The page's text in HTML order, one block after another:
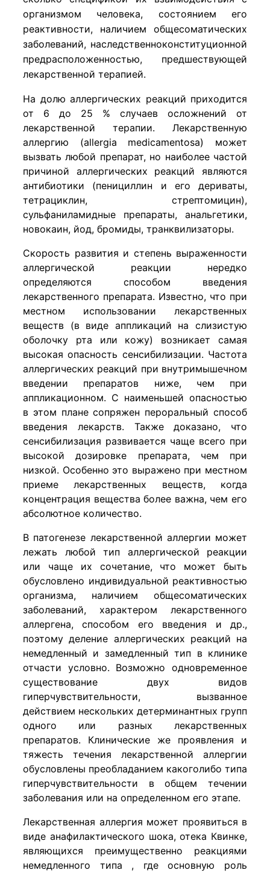
организмом человека, состоянием его
реактивности, наличием общесоматических
заболеваний, наследственноконституционной
предрасположенностью, предшествующей
лекарственной терапией.
На долю аллергических реакций приходится
от 6 до 25 % случаев осложнений от
лекарственной терапии. Лекарственную
аллергию (allergia medicamentosa) может
вызвать любой препарат, но наиболее частой
причиной аллергических реакций являются
антибиотики (пенициллин и его дериваты,
тетрациклин, стрептомицин),
сульфаниламидные препараты, анальгетики,
новокаин, йод, бромиды, транквилизаторы.
Скорость развития и степень выраженности
аллергической реакции нередко
определяются способом введения
лекарственного препарата. Известно, что при
местном использовании лекарственных
веществ (в виде аппликаций на слизистую
оболочку рта или кожу) возникает самая
высокая опасность сенсибилизации. Частота
аллергических реакций при внутримышечном
введении препаратов ниже, чем при
аппликационном. С наименьшей опасностью
в этом плане сопряжен пероральный способ
введения лекарств. Также доказано, что
сенсибилизация развивается чаще всего при
высокой дозировке препарата, чем при
низкой. Особенно это выражено при местном
приеме лекарственных веществ, когда
концентрация вещества более важна, чем его
абсолютное количество.
В патогенезе лекарственной аллергии может
лежать любой тип аллергической реакции
или чаще их сочетание, что может быть
обусловлено индивидуальной реактивностью
организма, наличием общесоматических
заболеваний, характером лекарственного
аллергена, способом его введения и др.,
поэтому деление аллергических реакций на
немедленный и замедленный тип в клинике
отчасти условно. Возможно одновременное
существование двух видов
гиперчувствительности, вызванное
действием нескольких детерминантных групп
одного или разных лекарственных
препаратов. Клинические же проявления и
тяжесть течения лекарственной аллергии
обусловлены преобладанием какоголибо типа
гиперчувствительности в общем течении
заболевания или на определенном его этапе.
Лекарственная аллергия может проявиться в
виде анафилактического шока, отека Квинке,
являющихся преимущественно реакциями
немедленного типа , где основную роль